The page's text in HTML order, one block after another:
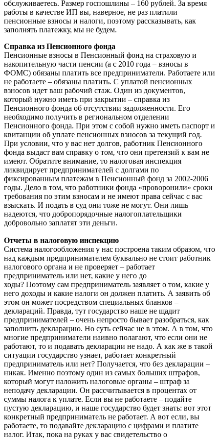
обслуживаетесь. Размер госпошлины – 160 рублей. За время
работы в качестве ИП вы, наверное, не раз платили
пенсионные взносы и налоги, поэтому рассказывать, как
заполнять платежку, мы не будем.
Справка из Пенсионного фонда
Пенсионные взносы в Пенсионный фонд на страховую и
накопительную части пенсии (а с 2010 года – взносы в
ФОМС) обязаны платить все предприниматели. Работаете или
не работаете – обязаны платить. С уплатой пенсионных
взносов идет ваш рабочий стаж. Один из документов,
который нужно иметь при закрытии – справка из
Пенсионного фонда об отсутствии задолженности. Его
необходимо получить в региональном отделении
Пенсионного фонда. При этом с собой нужно иметь паспорт и
квитанции об уплате пенсионных взносов за текущий год.
При условии, что у вас нет долгов, работник Пенсионного
фонда выдаст вам справку о том, что они претензий к вам не
имеют. Обратите внимание, то налоговая инспекция
ликвидирует предпринимателей с долгами по
фиксированным платежам в Пенсионный фонд за 2002-2006
годы. Дело в том, что работники фонда «проворонили» сроки
требования по этим взносам и не имеют права сейчас с вас
взыскать. И подать в суд они тоже не могут. Они лишь
надеются, что добропорядочные налогоплательщики
добровольно заплатят эти деньги.
Отчеты в налоговую инспекцию
Система налогообложения у нас построена таким образом, что
над каждым предпринимателем буквально не стоит работник
налогового органа и не проверяет – работает
предприниматель или нет, какие у него до
ходы? Поэтому сам предприниматель заявляет о том, какие у
него доходы и какие налоги он должен платить. А заявить об
этом он может посредством специальных бланков –
деклараций. Правда, тут государство наше не щадит
предпринимателей – очень непросто бывает разобраться, как
заполнить декларацию. Но суть сейчас не в этом. А в том, что
многие предприниматели наивно полагают, что если они не
работают, то и подавать декларации не надо. А как же в такой
ситуации государство узнает, работает конкретный
предприниматель или нет? Получается, что без декларации –
никак. Именно поэтому один из самых больших штрафов,
который могут наложить налоговые органы – штраф за
неподачу декларации. Он рассчитывается в процентах от
суммы налога к уплате. Если вы не работаете – подайте
пустую декларацию, и наше государство будет знать: вот этот
конкретный предприниматель не работает. А вот если, вы
работаете, то подавайте декларацию с цифрами и платите
налог. Итак, пока на руках у вас свидетельство о